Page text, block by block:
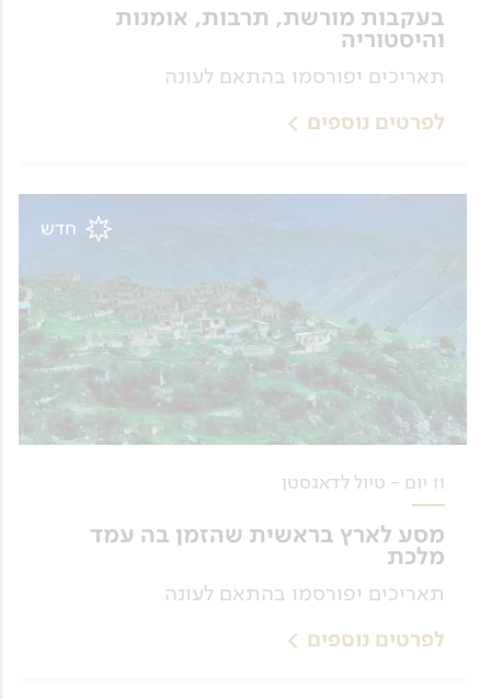
בעקבות מורשת, תרבות, אומנות
והיסטוריה
תאריכים יפורסמו בהתאם לעונה
לפרטים נוספים
11 יום - טיול לדאגסטן
מסע לארץ בראשית שהזמן בה עמד
מלכת
תאריכים יפורסמו בהתאם לעונה
לפרטים נוספים
חדש